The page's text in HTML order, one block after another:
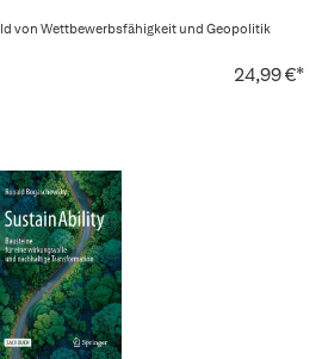
von Wettbewerbsfähigkeit und Geopolitik
24,99 €*